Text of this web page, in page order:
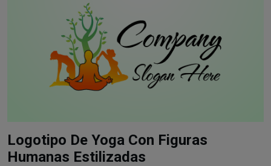
Logotipo De Yoga Con Figuras
Humanas Estilizadas